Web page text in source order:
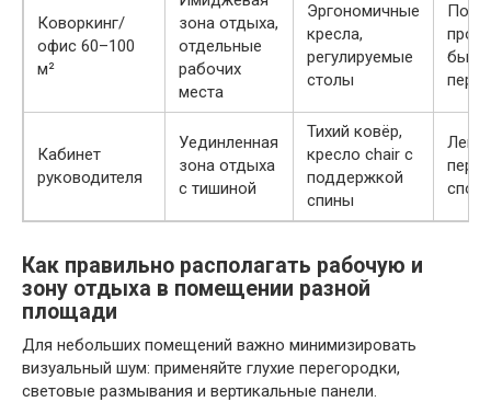
Коворкинг/
офис 60–100
м²
зона отдыха,
отдельные
рабочих
места
Эргономичные
кресла,
регулируемые
столы
Кабинет
руководителя
Уединленная
зона отдыха
с тишиной
Тихий ковёр,
кресло chair с
поддержкой
спины
Как правильно располагать рабочую и
зону отдыха в помещении разной
площади
Для небольших помещений важно минимизировать
визуальный шум: применяйте глухие перегородки,
световые размывания и вертикальные панели.